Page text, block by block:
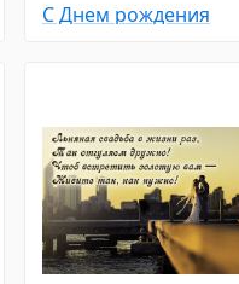
С Днем рождения